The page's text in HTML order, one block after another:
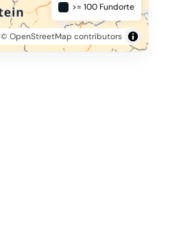
© OpenStreetMap contributors
>= 100 Fundorte